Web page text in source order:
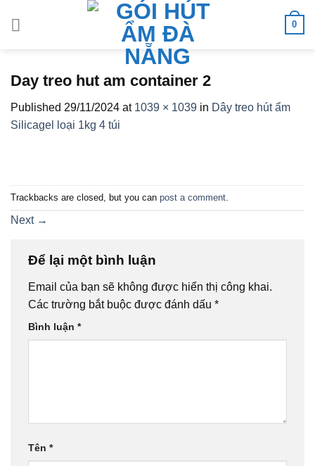
0
Day treo hut am container 2
Published 29/11/2024 at 1039 × 1039 in Dây treo hút ẩm
Silicagel loại 1kg 4 túi
Trackbacks are closed, but you can post a comment
Next →
Để lại một bình luận
Email của bạn sẽ không được hiển thị công khai.
Các trường bắt buộc được đánh dấu *
Bình luận *
Tên *